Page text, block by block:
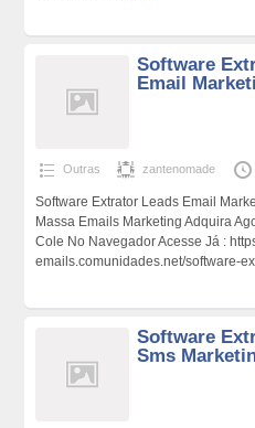
Software
Email
Outras zantenomade
Software Extrator Leads Email
Massa Emails Marketing Adquira
Cole No Navegador Acesse Já :
emails.comunidades.net/software-
Software
Sms